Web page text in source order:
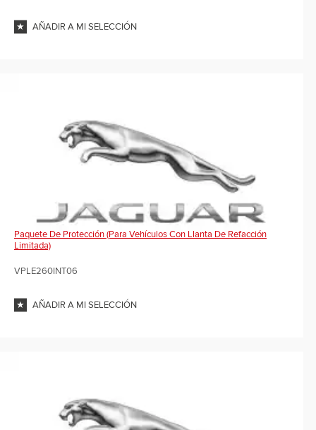
AÑADIR A MI SELECCIÓN
Paquete De Protección (para Vehículos Con Llanta De Refacción
Limitada)
VPLE260INT06
AÑADIR A MI SELECCIÓN